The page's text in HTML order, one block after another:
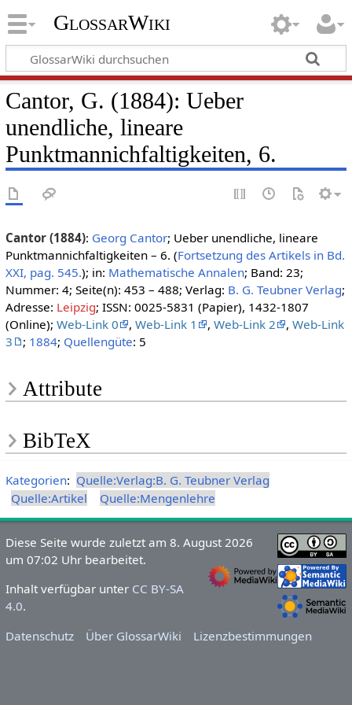
GlossarWiki
Cantor, G. (1884): Ueber
unendliche, lineare
Punktmannichfaltigkeiten, 6.
Cantor (1884): Georg Cantor; Ueber unendliche, lineare
Punktmannichfaltigkeiten – 6. (Fortsetzung des Artikels in Bd.
XXI, pag. 545.); in: Mathematische Annalen; Band: 23;
Nummer: 4; Seite(n): 453 – 488; Verlag: B. G. Teubner Verlag;
Adresse: Leipzig; ISSN: 0025-5831 (Papier), 1432-1807
(Online); Web-Link 0 , Web-Link 1 , Web-Link 2 , Web-Link
3
; 1884; Quellengüte: 5
Attribute
BibTeX
Kategorien: Quelle:Verlag:B. G. Teubner Verlag
Quelle:Artikel
Quelle:Mengenlehre
Diese Seite wurde zuletzt am 8. August 2026
um 07:02 Uhr bearbeitet.
Inhalt verfügbar unter CC BY-SA
4.0.
Datenschutz
Über GlossarWiki Lizenzbestimmungen